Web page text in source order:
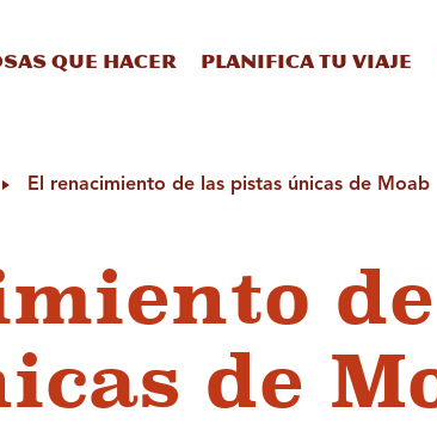
que hacer Planifica tu viaje
El renacimiento de las pistas únicas de Moab
de